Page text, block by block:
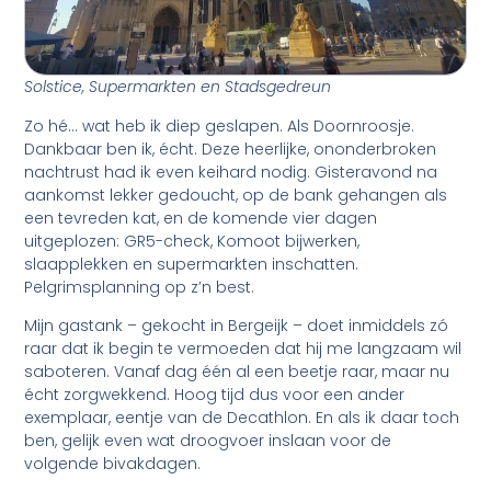
Solstice, Supermarkten en Stadsgedreun
Zo hé… wat heb ik diep geslapen. Als Doornroosje.
Dankbaar ben ik, écht. Deze heerlijke, ononderbroken
nachtrust had ik even keihard nodig. Gisteravond na
aankomst lekker gedoucht, op de bank gehangen als
een tevreden kat, en de komende vier dagen
uitgeplozen: GR5-check, Komoot bijwerken,
slaapplekken en supermarkten inschatten.
Pelgrimsplanning op z’n best.
Mijn gastank – gekocht in Bergeijk – doet inmiddels zó
raar dat ik begin te vermoeden dat hij me langzaam wil
saboteren. Vanaf dag één al een beetje raar, maar nu
écht zorgwekkend. Hoog tijd dus voor een ander
exemplaar, eentje van de Decathlon. En als ik daar toch
ben, gelijk even wat droogvoer inslaan voor de
volgende bivakdagen.